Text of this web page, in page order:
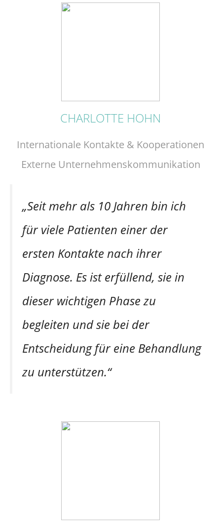
CHARLOTTE HOHN
Internationale Kontakte & Kooperationen
Externe Unternehmenskommunikation
„Seit mehr als 10 Jahren bin ich
für viele Patienten einer der
ersten Kontakte nach ihrer
Diagnose. Es ist erfüllend, sie in
dieser wichtigen Phase zu
begleiten und sie bei der
Entscheidung für eine Behandlung
zu unterstützen.“